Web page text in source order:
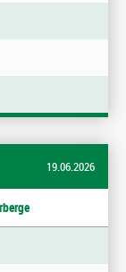
19.06.2026